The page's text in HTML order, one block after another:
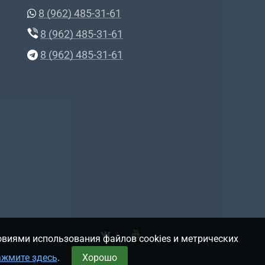
8 (962) 485-31-61
8 (962) 485-31-61
8 (962) 485-31-61
использования файлов cookies и метрических
здесь. Хорошо